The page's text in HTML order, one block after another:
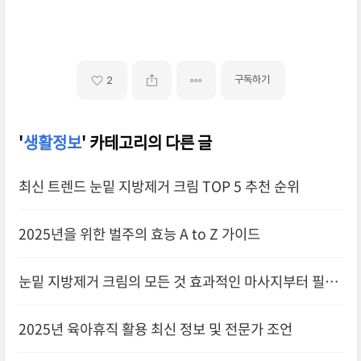
2 구독하기
'생활정보' 카테고리의 다른 글
최신 트렌드 눈밑 지방제거 크림 TOP 5 추천 순위
2025년을 위한 벌주의 효능 A to Z 가이드
눈밑 지방제거 크림의 모든 것 효과적인 마사지부터 필수
2025년 육아휴직 활용 최신 정보 및 전문가 조언